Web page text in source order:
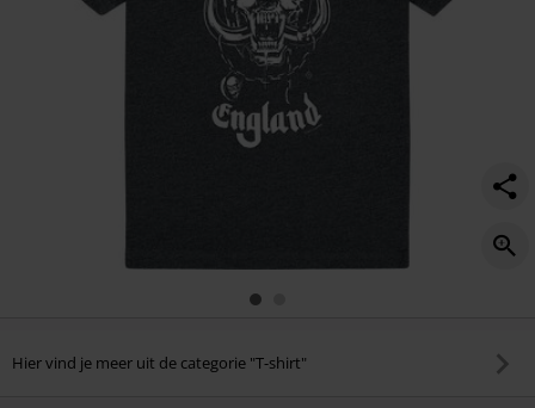
Hier vind je meer uit de categorie "T-shirt"